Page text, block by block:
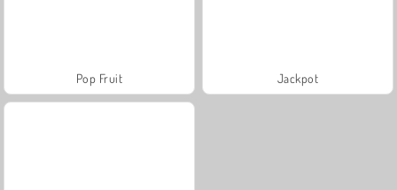
Pop Fruit Jackpot